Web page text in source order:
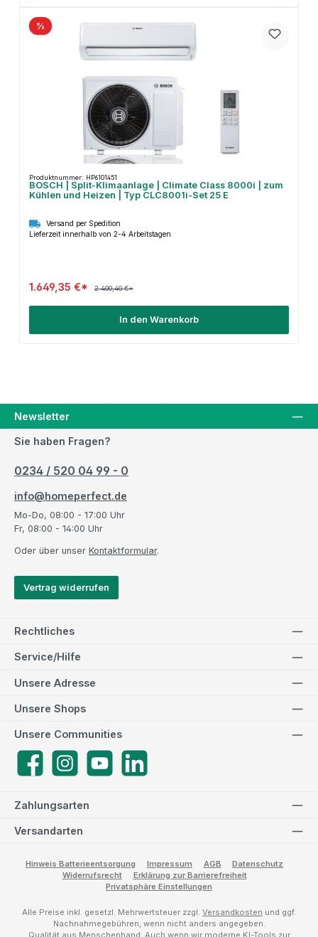
%
Produktnummer: HP6101451
BOSCH | Split-Klimaanlage | Climate Class 8000i | zum
Kühlen und Heizen | Typ CLC8001i-Set 25 E
Versand per Spedition
Lieferzeit innerhalb von 2-4 Arbeitstagen
1.649,35 €* 2.400,40 €*
In den Warenkorb
Newsletter
Sie haben Fragen?
0234 / 520 04 99 - 0
info@homeperfect.de
Mo-Do, 08:00 - 17:00 Uhr
Fr, 08:00 - 14:00 Uhr
Oder über unser Kontaktformular.
Vertrag widerrufen
Rechtliches
Service/Hilfe
Zahlungsarten
Versandarten
Unsere Adresse
Unsere Communities
FacebookInstagramYouTube LinkedIn
Unsere Shops
Hinweis Batterieentsorgung Impressum AGB
Datenschutz
Widerrufsrecht
Erklärung zur Barrierefreiheit
Privatsphäre Einstellungen
Alle Preise inkl. gesetzl. Mehrwertsteuer zzgl. Versandkosten und ggf.
Nachnahmegebühren, wenn nicht anders angegeben.
Qualität aus Menschenhand: Auch wenn wir moderne KI-Tools zur